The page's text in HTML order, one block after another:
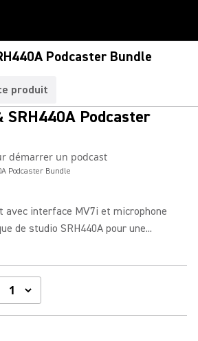
Podcaster Bundle
produit
SRH440A Podcaster
démarrer un podcast
Podcaster Bundle
avec interface MV7i et microphone
de studio SRH440A pour une...